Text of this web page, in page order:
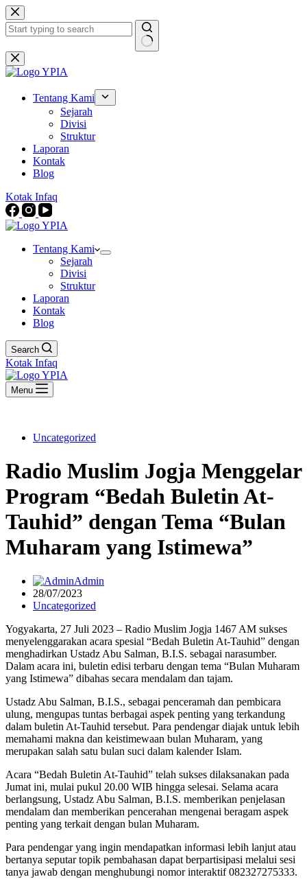
Skip
to
content
No
results
Tentang Kami
Sejarah
Divisi
Struktur
Laporan
Kontak
Blog
Kotak Infaq
Tentang Kami
Sejarah
Divisi
Struktur
Laporan
Kontak
Blog
Search
Kotak Infaq
Menu
Uncategorized
Radio Muslim Jogja Menggelar
Program “Bedah Buletin At-
Tauhid” dengan Tema “Bulan
Muharam yang Istimewa”
Admin
28/07/2023
Uncategorized
Yogyakarta, 27 Juli 2023 – Radio Muslim Jogja 1467 AM sukses
menyelenggarakan acara spesial “Bedah Buletin At-Tauhid” dengan
menghadirkan Ustadz Abu Salman, B.I.S. sebagai narasumber.
Dalam acara ini, buletin edisi terbaru dengan tema “Bulan Muharam
yang Istimewa” dibahas secara mendalam dan tajam.
Ustadz Abu Salman, B.I.S., sebagai penceramah dan pembicara
ulung, mengupas tuntas berbagai aspek penting yang terkandung
dalam buletin At-Tauhid tersebut. Para pendengar diajak untuk lebih
memahami makna dan keistimewaan bulan Muharam, yang
merupakan salah satu bulan suci dalam kalender Islam.
Acara “Bedah Buletin At-Tauhid” telah sukses dilaksanakan pada
Jumat ini, mulai pukul 20.00 WIB hingga selesai. Selama acara
berlangsung, Ustadz Abu Salman, B.I.S. memberikan penjelasan
mendalam dan memberikan pencerahan mengenai beragam aspek
penting yang terkait dengan bulan Muharam.
Para pendengar yang ingin mendapatkan informasi lebih lanjut atau
bertanya seputar topik pembahasan dapat berpartisipasi melalui sesi
tanya jawab dengan menghubungi nomor interaktif 082327275333.